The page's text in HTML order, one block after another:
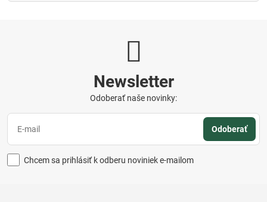
Newsletter
Odoberať naše novinky:
Odoberať
Chcem sa prihlásiť k odberu noviniek e-mailom